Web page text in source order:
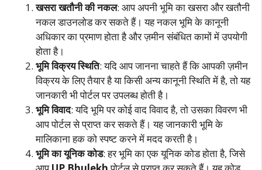
खसरा खतौनी की नकल: आप अपनी भूमि का खसरा और खतौनी
नकल डाउनलोड कर सकते हैं। यह नकल भूमि के कानूनी
अधिकार का प्रमाण होता है और ज़मीन संबंधित कामों में उपयोगी
होता है।
भूमि विक्रय स्थिति: यदि आप जानना चाहते हैं कि आपकी ज़मीन
विक्रय के लिए तैयार है या किसी अन्य कानूनी स्थिति में है, तो यह
जानकारी भी पोर्टल पर उपलब्ध होती है।
भूमि विवाद: यदि भूमि पर कोई वाद विवाद है, तो उसका विवरण भी
आप पोर्टल से प्राप्त कर सकते हैं। यह जानकारी भूमि के
मालिकाना हक को स्पष्ट करने में मदद करती है।
भूमि का यूनिक कोड: हर भूमि का एक यूनिक कोड होता है, जिसे